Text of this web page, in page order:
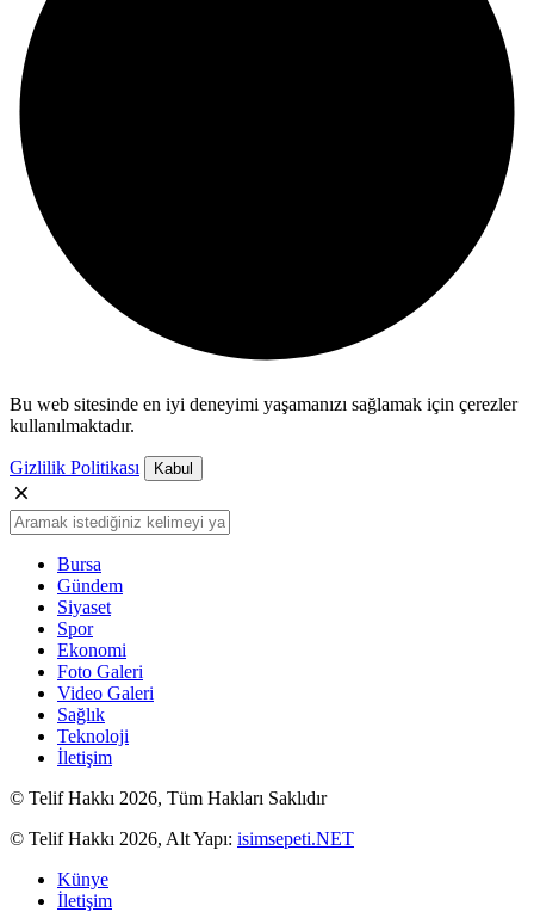
Bu web sitesinde en iyi deneyimi yaşamanızı sağlamak için çerezler
kullanılmaktadır.
Gizlilik Politikası Kabul
Bursa
Gündem
Siyaset
Spor
Ekonomi
Foto Galeri
Video Galeri
Sağlık
Teknoloji
İletişim
© Telif Hakkı 2026, Tüm Hakları Saklıdır
© Telif Hakkı 2026, Alt Yapı: isimsepeti.NET
Künye
İletişim